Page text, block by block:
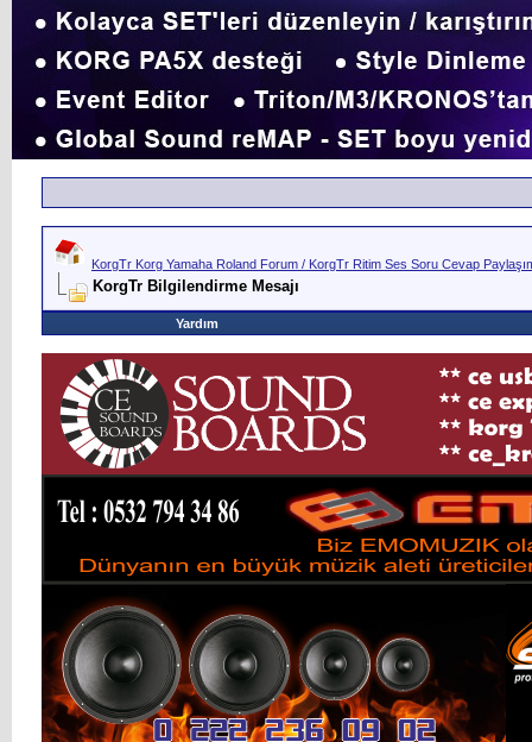
KorgTr Korg Yamaha Roland Forum / KorgTr Ritim Ses Soru Cevap
KorgTr Bilgilendirme Mesajı
Yardım